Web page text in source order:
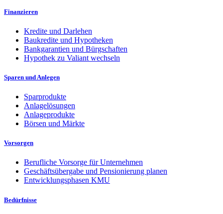
Finanzieren
Kredite und Darlehen
Baukredite und Hypotheken
Bankgarantien und Bürgschaften
Hypothek zu Valiant wechseln
Sparen und Anlegen
Sparprodukte
Anlagelösungen
Anlageprodukte
Börsen und Märkte
Vorsorgen
Berufliche Vorsorge für Unternehmen
Geschäftsübergabe und Pensionierung planen
Entwicklungsphasen KMU
Bedürfnisse